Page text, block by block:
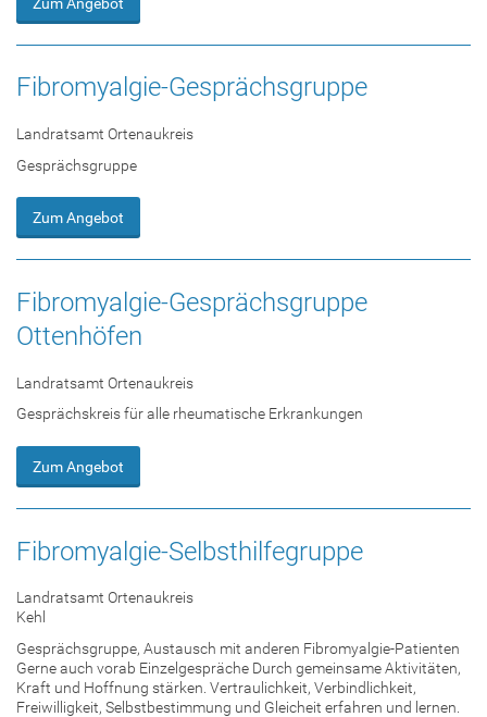
Fibromyalgie-Gesprächsgruppe
Landratsamt Ortenaukreis
Gesprächsgruppe
Zum Angebot
Fibromyalgie-Gesprächsgruppe
Ottenhöfen
Landratsamt Ortenaukreis
Gesprächskreis für alle rheumatische Erkrankungen
Zum Angebot
Fibromyalgie-Selbsthilfegruppe
Landratsamt Ortenaukreis
Kehl
Gesprächsgruppe, Austausch mit anderen Fibromyalgie-Patienten
Gerne auch vorab Einzelgespräche Durch gemeinsame Aktivitäten,
Kraft und Hoffnung stärken. Vertraulichkeit, Verbindlichkeit,
Freiwilligkeit, Selbstbestimmung und Gleicheit erfahren und lernen.